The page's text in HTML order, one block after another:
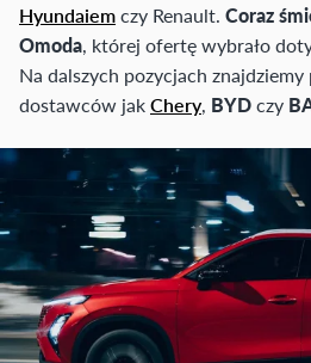
Hyundaiemczy Renault. Coraz
Omoda, której ofertę wybrało
Na dalszych pozycjach
dostawców jakChery, BYDczy